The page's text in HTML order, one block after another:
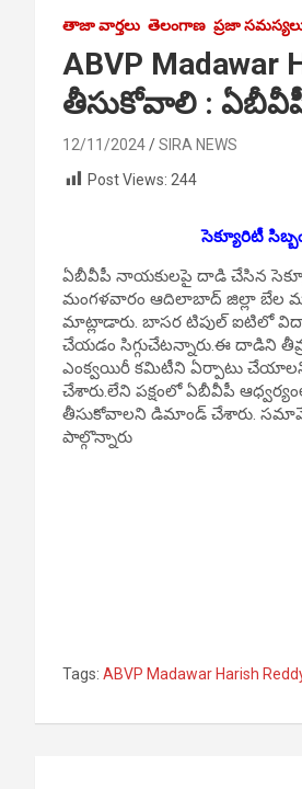
తాజా వార్తలు తెలంగాణ ప్రజా
ABVP Madawar
తీసుకోవాలి :
12/11/2024
SIRA NEWS
Post Views: 244
సెక్యూరిటీ
ఏబీవీపీ నాయకులపై దాడి చేసిన
మంగ‌ళ‌వారం ఆదిలాబాద్ జిల్లా బేల
మాట్లాడారు. బాసర టిపుల్ ఐటిలో
చేయడం సిగ్గుచేటన్నారు.ఈ దాడిని
ఎంక్వయిరీ కమిటీని ఏర్పాటు చేయాలని
చేశారు.లేని పక్షంలో ఏబీవీపీ
తీసుకోవాలని డిమాండ్ చేశారు.
పాల్గొన్నారు
Tags: ABVP Madawar Harish